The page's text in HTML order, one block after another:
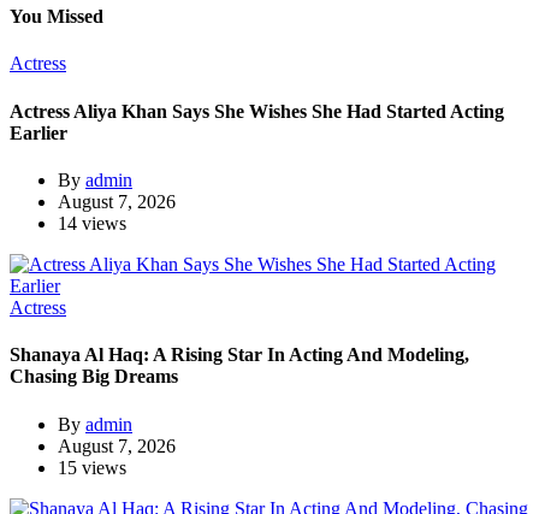
You Missed
Actress
Actress Aliya Khan Says She Wishes She Had Started Acting
Earlier
By admin
August 7, 2026
14 views
Actress
Shanaya Al Haq: A Rising Star In Acting And Modeling,
Chasing Big Dreams
By admin
August 7, 2026
15 views